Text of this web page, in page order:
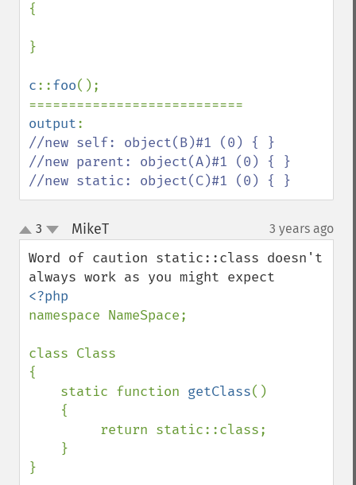
{
}
c::foo();
output
//new self: object(B)#1 (0) { }
//new parent: object(A)#1 (0) { }
//new static: object(C)#1 (0) { }
up
down
3 MikeT¶ 3 years ago
Word of caution static::class doesn't
namespace NameSpace;
class Class
{
    static function
getClass()
}